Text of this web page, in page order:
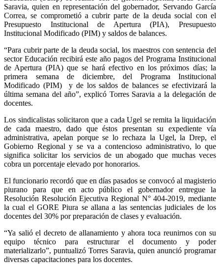
Saravia, quien en representación del gobernador, Servando García
Correa, se comprometió a cubrir parte de la deuda social con el
Presupuesto Institucional de Apertura (PIA), Presupuesto
Institucional Modificado (PIM) y saldos de balances.
“Para cubrir parte de la deuda social, los maestros con sentencia del
sector Educación recibirá este año pagos del Programa Institucional
de Apertura (PIA) que se hará efectivo en los próximos días; la
primera semana de diciembre, del Programa Institucional
Modificado (PIM) y de los saldos de balances se efectivizará la
última semana del año”, explicó Torres Saravia a la delegación de
docentes.
Los sindicalistas solicitaron que a cada Ugel se remita la liquidación
de cada maestro, dado que éstos presentan su expediente vía
administrativa, apelan porque se lo rechaza la Ugel, la Drep, el
Gobierno Regional y se va a contencioso administrativo, lo que
significa solicitar los servicios de un abogado que muchas veces
cobra un porcentaje elevado por honorarios.
El funcionario recordó que en días pasados se convocó al magisterio
piurano para que en acto público el gobernador entregue la
Resolución Resolución Ejecutiva Regional N° 404-2019, mediante
la cual el GORE Piura se allana a las sentencias judiciales de los
docentes del 30% por preparación de clases y evaluación.
“Ya salió el decreto de allanamiento y ahora toca reunirnos con su
equipo técnico para estructurar el documento y poder
materializarlo”, puntualizó Torres Saravia, quien anunció programar
diversas capacitaciones para los docentes.